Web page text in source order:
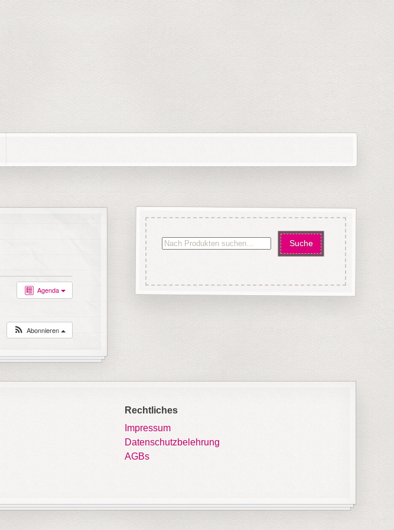
Agenda
Abonnieren
Rechtliches
Impressum
Datenschutzbelehrung
AGBs